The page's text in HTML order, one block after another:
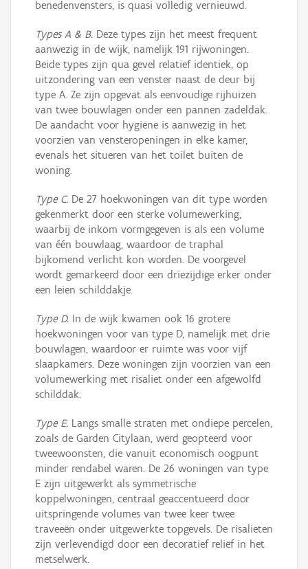
benedenvensters, is quasi volledig vernieuwd.
Types A & B. Deze types zijn het meest frequent
aanwezig in de wijk, namelijk 191 rijwoningen.
Beide types zijn qua gevel relatief identiek, op
uitzondering van een venster naast de deur bij
type A. Ze zijn opgevat als eenvoudige rijhuizen
van twee bouwlagen onder een pannen zadeldak.
De aandacht voor hygiëne is aanwezig in het
voorzien van vensteropeningen in elke kamer,
evenals het situeren van het toilet buiten de
woning.
Type C. De 27 hoekwoningen van dit type worden
gekenmerkt door een sterke volumewerking,
waarbij de inkom vormgegeven is als een volume
van één bouwlaag, waardoor de traphal
bijkomend verlicht kon worden. De voorgevel
wordt gemarkeerd door een driezijdige erker onder
een leien schilddakje.
Type D. In de wijk kwamen ook 16 grotere
hoekwoningen voor van type D, namelijk met drie
bouwlagen, waardoor er ruimte was voor vijf
slaapkamers. Deze woningen zijn voorzien van een
volumewerking met risaliet onder een afgewolfd
schilddak.
Type E. Langs smalle straten met ondiepe percelen,
zoals de Garden Citylaan, werd geopteerd voor
tweewoonsten, die vanuit economisch oogpunt
minder rendabel waren. De 26 woningen van type
E zijn uitgewerkt als symmetrische
koppelwoningen, centraal geaccentueerd door
uitspringende volumes van twee keer twee
traveeën onder uitgewerkte topgevels. De risalieten
zijn verlevendigd door een decoratief reliëf in het
metselwerk.